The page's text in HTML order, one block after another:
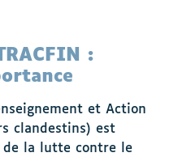
:
et Action
clandestins) est
de la lutte contre le